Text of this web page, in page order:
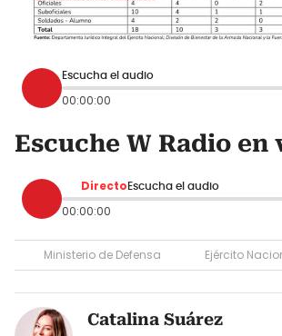
Escucha el audio
00:00:00
Escuche W Radio en
Directo Escucha el audio
00:00:00
Ministerio de Defensa Ejército
Catalina Suárez